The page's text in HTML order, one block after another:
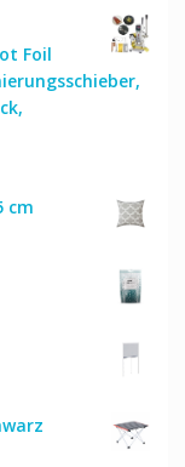
Foil
cm